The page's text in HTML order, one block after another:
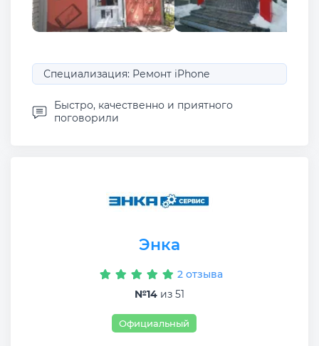
Специализация: Ремонт iPhone
Быстро, качественно и приятного
поговорили
Энка
2 отзыва
№14 из 51
Официальный